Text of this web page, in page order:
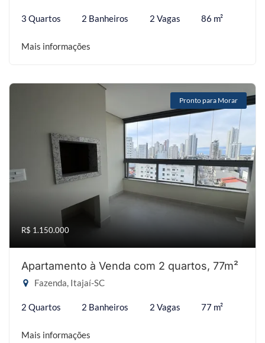
3 Quartos 2 Banheiros 2 Vagas 86 m²
Mais informações
Pronto para Morar
R$ 1.150.000
Apartamento à Venda com 2 quartos, 77m²
Fazenda, Itajaí-SC
2 Quartos 2 Banheiros 2 Vagas 77 m²
Mais informações